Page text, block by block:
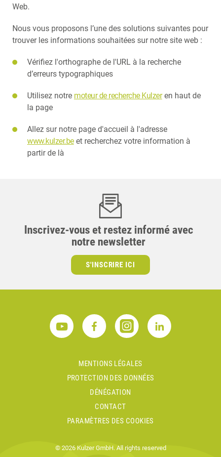
Web.
Nous vous proposons l’une des solutions suivantes pour
trouver les informations souhaitées sur notre site web :
Vérifiez l'orthographe de l'URL à la recherche
d’erreurs typographiques
Utilisez notre moteur de recherche Kulzeren haut de
la page
Allez sur notre page d'accueil à l'adresse
www.kulzer.beet recherchez votre information à
partir de là
Inscrivez-vous et restez informé avec
notre newsletter
S'INSCRIRE ICI
MENTIONS LÉGALES
PROTECTION DES DONNÉES
DÉNÉGATION
CONTACT
PARAMÈTRES DES COOKIES
© 2026 Kulzer GmbH. All rights reserved